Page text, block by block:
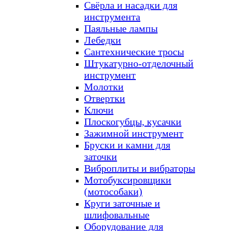
Свёрла и насадки для
инструмента
Паяльные лампы
Лебедки
Сантехнические тросы
Штукатурно-отделочный
инструмент
Молотки
Отвертки
Ключи
Плоскогубцы, кусачки
Зажимной инструмент
Бруски и камни для
заточки
Виброплиты и вибраторы
Мотобуксировщики
(мотособаки)
Круги заточные и
шлифовальные
Оборудование для